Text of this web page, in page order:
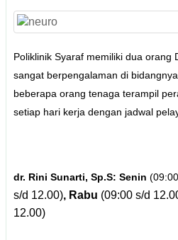
Poliklinik Syaraf memiliki dua orang
sangat berpengalaman di
beberapa orang tenaga terampil
setiap hari kerja dengan jadwal
dr. Rini Sunarti, Sp.S: Senin
s/d 12.00), Rabu (09:00 s/d
12.00)